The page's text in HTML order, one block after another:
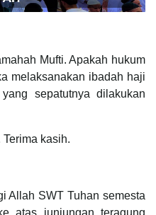
Mufti. Apakah hukum
melaksanakan ibadah haji
sepatutnya dilakukan
kasih.
Allah SWT Tuhan semesta
atas junjungan teragung